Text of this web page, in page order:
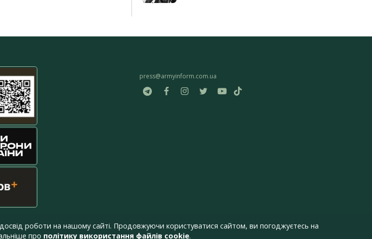
press@armyinform.com.ua
роботи на нашому сайті. Продовжуючи користуватися сайтом, ви погоджуєтесь на
про політику використання файлів cookie.